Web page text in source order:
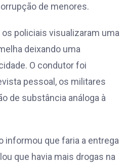
de menores.
policiais visualizaram uma
deixando uma
O condutor foi
pessoal, os militares
de substância análoga à
informou que faria a entrega
que havia mais drogas na